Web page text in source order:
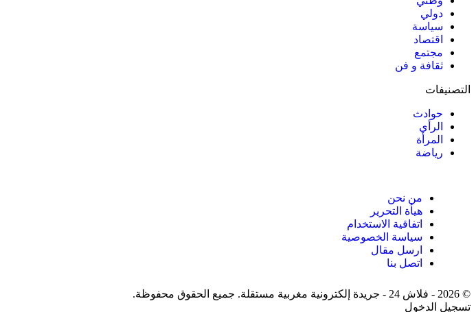
دولي
سياسة
اقتصاد
مجتمع
ثقافة و فن
التصنيفات
حوادث
الرأي
المرأة
رياضة
من نحن
هيأة التحرير
اتفاقية الاستخدام
سياسة الخصوصية
ارسل مقال
اتصل بنا
© 2026 - فلاش 24 - جريدة إلكترونية مغربية مستقلة. جميع الحقوق محفوظة.
تسجيل الدخول